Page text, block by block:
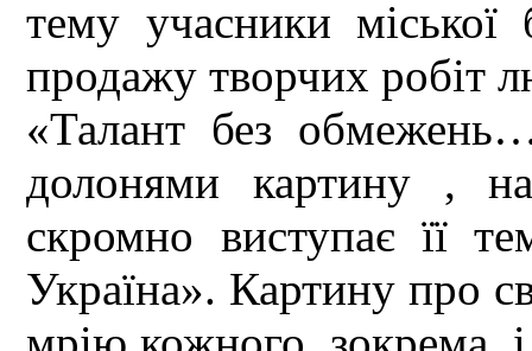
тему учасники міської
продажу творчих робіт
«Талант без
долонями картину ,
скромно виступає її
Україна». Картину про